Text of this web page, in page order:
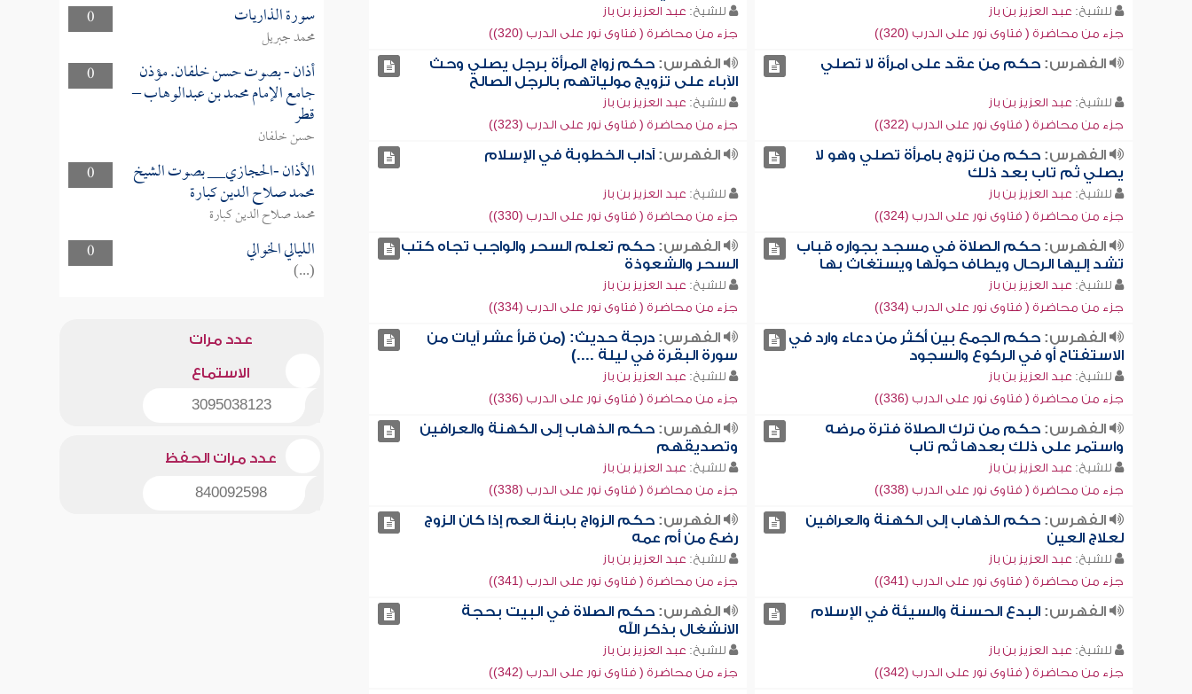
للشيخ: عبد العزيز بن باز
جزء من محاضرة ( فتاوى نور على الدرب (320))
للشيخ: عبد العزيز بن باز
جزء من محاضرة ( فتاوى نور على الدرب (320))
الفهرس:حكم من عقد على امرأة لا تصلي
للشيخ: عبد العزيز بن باز
جزء من محاضرة ( فتاوى نور على الدرب (322))
الفهرس: حكم زواج المرأة برجل يصلي وحث
الآباء على تزويج مولياتهم بالرجل الصالح
للشيخ: عبد العزيز بن باز
جزء من محاضرة ( فتاوى نور على الدرب (323))
الفهرس:حكم من تزوج بامرأة تصلي وهو لا
يصلي ثم تاب بعد ذلك
للشيخ: عبد العزيز بن باز
جزء من محاضرة ( فتاوى نور على الدرب (324))
الفهرس: آداب الخطوبة في الإسلام
للشيخ: عبد العزيز بن باز
جزء من محاضرة ( فتاوى نور على الدرب (330))
الفهرس:حكم الصلاة في مسجد بجواره قباب
تشد إليها الرحال ويطاف حولها ويستغاث بها
للشيخ: عبد العزيز بن باز
جزء من محاضرة ( فتاوى نور على الدرب (334))
الفهرس: حكم تعلم السحر والواجب تجاه كتب
السحر والشعوذة
للشيخ: عبد العزيز بن باز
جزء من محاضرة ( فتاوى نور على الدرب (334))
الفهرس:حكم الجمع بين أكثر من دعاء وارد في
الاستفتاح أو في الركوع والسجود
للشيخ: عبد العزيز بن باز
جزء من محاضرة ( فتاوى نور على الدرب (336))
الفهرس: درجة حديث: (من قرأ عشر آيات من
سورة البقرة في ليلة ....)
للشيخ: عبد العزيز بن باز
جزء من محاضرة ( فتاوى نور على الدرب (336))
الفهرس:حكم من ترك الصلاة فترة مرضه
واستمر على ذلك بعدها ثم تاب
للشيخ: عبد العزيز بن باز
جزء من محاضرة ( فتاوى نور على الدرب (338))
الفهرس: حكم الذهاب إلى الكهنة والعرافين
وتصديقهم
للشيخ: عبد العزيز بن باز
جزء من محاضرة ( فتاوى نور على الدرب (338))
الفهرس:حكم الذهاب إلى الكهنة والعرافين
لعلاج العين
للشيخ: عبد العزيز بن باز
جزء من محاضرة ( فتاوى نور على الدرب (341))
الفهرس: حكم الزواج بابنة العم إذا كان الزوج
رضع من أم عمه
للشيخ: عبد العزيز بن باز
جزء من محاضرة ( فتاوى نور على الدرب (341))
الفهرس:البدع الحسنة والسيئة في الإسلام
للشيخ: عبد العزيز بن باز
جزء من محاضرة ( فتاوى نور على الدرب (342))
الفهرس: حكم الصلاة في البيت بحجة
الانشغال بذكر الله
للشيخ: عبد العزيز بن باز
جزء من محاضرة ( فتاوى نور على الدرب (342))
0
سورة الذاريات
محمد جبريل
0
أذان - بصوت حسن خلفان. مؤذن
جامع الإمام محمد بن عبدالوهاب –
قطر
حسن خلفان
0
الأذان -الحجازي__ بصوت الشيخ
محمد صلاح الدين كبارة
محمد صلاح الدين كبارة
0
الليالي الخوالي
(...)
عدد مرات
الاستماع
3095038123
عدد مرات الحفظ
840092598